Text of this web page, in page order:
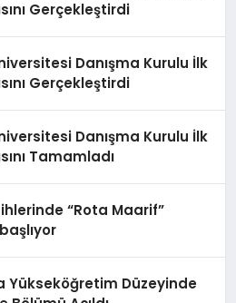
Gerçekleştirdi
Danışma Kurulu İlk
Gerçekleştirdi
Danışma Kurulu İlk
Tamamladı
“Rota Maarif”
Yükseköğretim Düzeyinde